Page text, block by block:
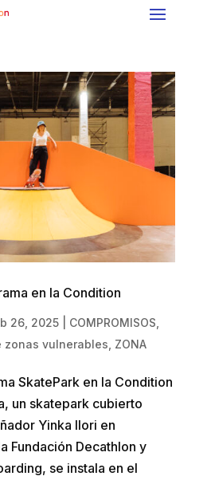
en la Condition
26, 2025| COMPROMISOS
zonas vulnerables ZONA
SkatePark en la Condition
un skatepark cubierto
Yinka Ilori en
Fundación Decathlon y
se instala en el